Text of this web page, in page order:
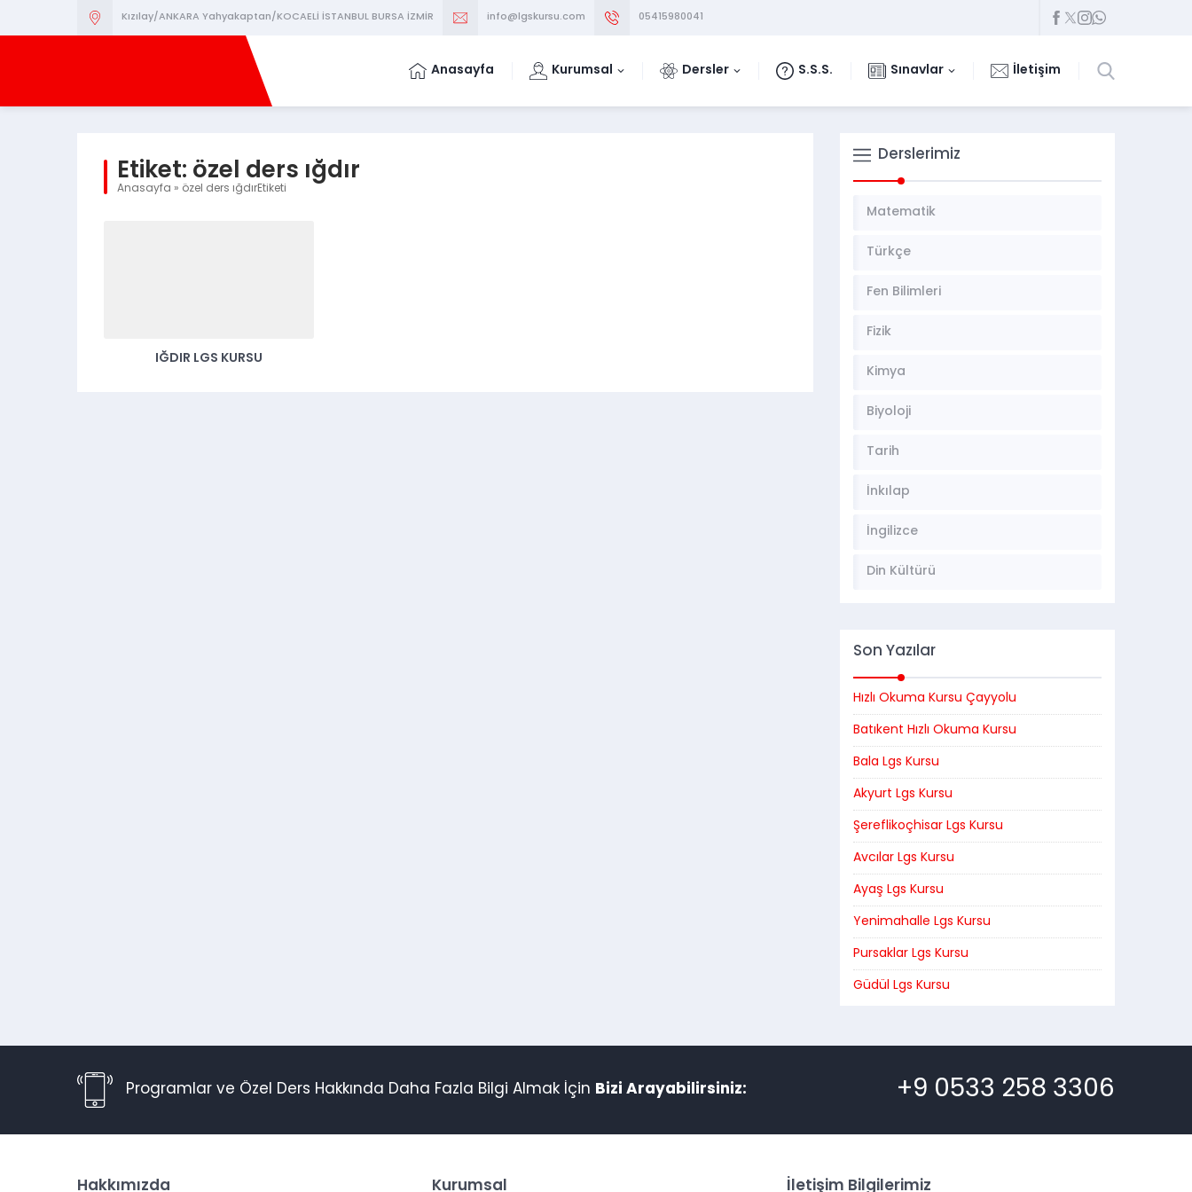
Kızılay/ANKARA Yahyakaptan/KOCAELİ İSTANBUL BURSA İZMİR info@lgskursu.com 05415980041
Anasayfa Kurumsal Dersler S.S.S. Sınavlar İletişim
Etiket: özel ders ığdır
Anasayfa » özel ders ığdırEtiketi
IĞDIR LGS KURSU
Derslerimiz
Matematik
Türkçe
Fen Bilimleri
Fizik
Kimya
Biyoloji
Tarih
İnkılap
İngilizce
Din Kültürü
Son Yazılar
Hızlı Okuma Kursu Çayyolu
Batıkent Hızlı Okuma Kursu
Bala Lgs Kursu
Akyurt Lgs Kursu
Şereflikoçhisar Lgs Kursu
Avcılar Lgs Kursu
Ayaş Lgs Kursu
Yenimahalle Lgs Kursu
Pursaklar Lgs Kursu
Güdül Lgs Kursu
Programlar ve Özel Ders Hakkında Daha Fazla Bilgi Almak İçin Bizi Arayabilirsiniz: +9 0533 258 3306
Hakkımızda Kurumsal İletişim Bilgilerimiz